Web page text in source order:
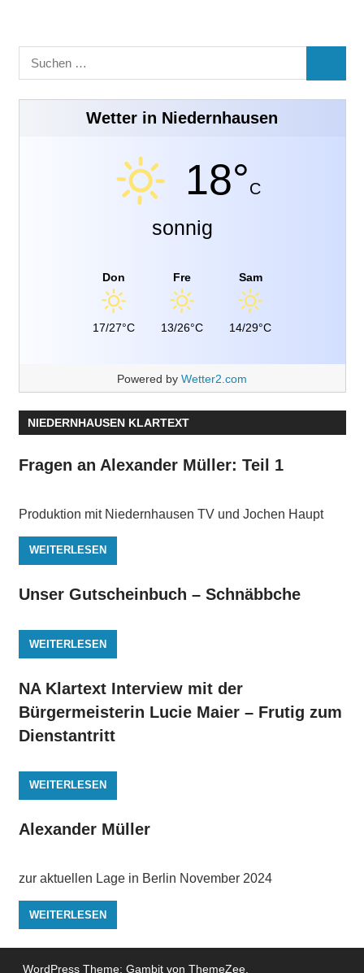
Suchen
nach:
Wetter in Niedernhausen
18°C
sonnig
Don
17/27°C
Fre
13/26°C
Sam
14/29°C
Powered by Wetter2.com
NIEDERNHAUSEN KLARTEXT
Fragen an Alexander Müller: Teil 1
Produktion mit Niedernhausen TV und Jochen Haupt
WEITERLESEN
Unser Gutscheinbuch – Schnäbbche
WEITERLESEN
NA Klartext Interview mit der
Bürgermeisterin Lucie Maier – Frutig zum
Dienstantritt
WEITERLESEN
Alexander Müller
zur aktuellen Lage in Berlin November 2024
WEITERLESEN
WordPress Theme: Gambit von ThemeZee.